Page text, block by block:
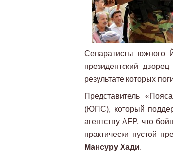
Сепаратисты южного
президентский
результате которых
Представитель
(ЮПС), который
агентству AFP, что
практически пустой
Мансуру Хади.